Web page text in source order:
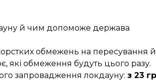
й чим допоможе держава
обмежень на пересування
які обмеження будуть цього разу.
запровадження локдауну: з 23